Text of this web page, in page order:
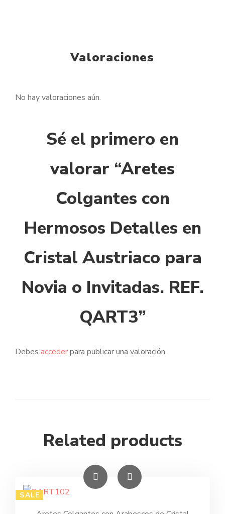
Valoraciones
No hay valoraciones aún.
Sé el primero en
valorar “Aretes
Colgantes con
Hermosos Detalles en
Cristal Austriaco para
Novia o Invitadas. REF.
QART3”
Debes accederpara publicar una valoración.
Related products
SALE